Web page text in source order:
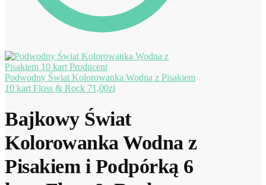
Podwodny Świat Kolorowanka Wodna z Pisakiem
10 kart Floss & Rock 71,00zł
Bajkowy Świat
Kolorowanka Wodna z
Pisakiem i Podpórką 6